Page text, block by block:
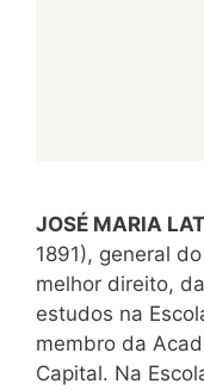
JOSÉ MARIA
1891), general
melhor direito,
estudos na
membro da
Capital. Na